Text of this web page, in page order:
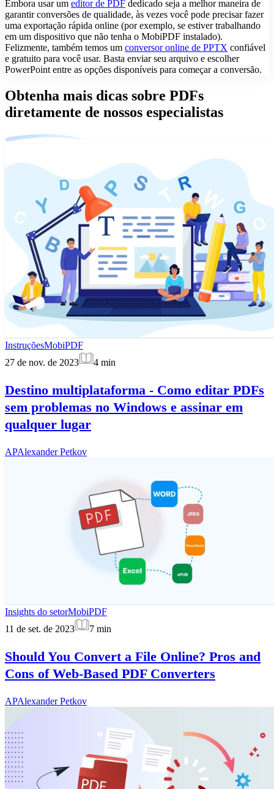
Embora usar um editor de PDF dedicado seja a melhor maneira de
garantir conversões de qualidade, às vezes você pode precisar fazer
uma exportação rápida online (por exemplo, se estiver trabalhando
em um dispositivo que não tenha o MobiPDF instalado).
Felizmente, também temos um conversor online de PPTX confiável
e gratuito para você usar. Basta enviar seu arquivo e escolher
PowerPoint entre as opções disponíveis para começar a conversão.
Obtenha mais dicas sobre PDFs
diretamente de nossos especialistas
InstruçõesMobiPDF
27 de nov. de 2023
4 min
Destino multiplataforma - Como editar PDFs
sem problemas no Windows e assinar em
qualquer lugar
APAlexander Petkov
Insights do setorMobiPDF
11 de set. de 2023
7 min
Should You Convert a File Online? Pros and
Cons of Web-Based PDF Converters
APAlexander Petkov